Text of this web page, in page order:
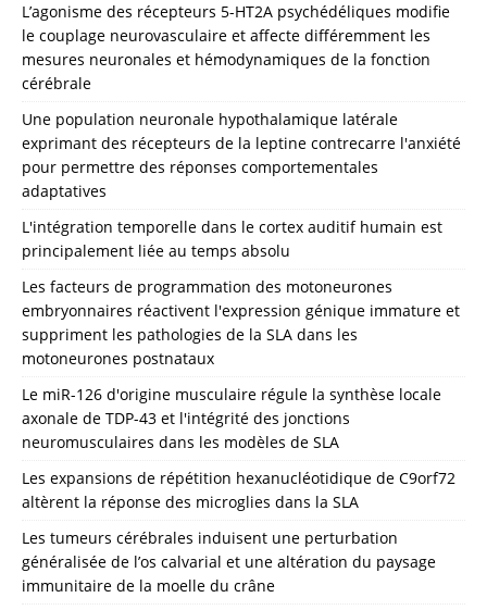
L’agonisme des récepteurs 5-HT2A psychédéliques modifie
le couplage neurovasculaire et affecte différemment les
mesures neuronales et hémodynamiques de la fonction
cérébrale
Une population neuronale hypothalamique latérale
exprimant des récepteurs de la leptine contrecarre l'anxiété
pour permettre des réponses comportementales
adaptatives
L'intégration temporelle dans le cortex auditif humain est
principalement liée au temps absolu
Les facteurs de programmation des motoneurones
embryonnaires réactivent l'expression génique immature et
suppriment les pathologies de la SLA dans les
motoneurones postnataux
Le miR-126 d'origine musculaire régule la synthèse locale
axonale de TDP-43 et l'intégrité des jonctions
neuromusculaires dans les modèles de SLA
Les expansions de répétition hexanucléotidique de C9orf72
altèrent la réponse des microglies dans la SLA
Les tumeurs cérébrales induisent une perturbation
généralisée de l’os calvarial et une altération du paysage
immunitaire de la moelle du crâne